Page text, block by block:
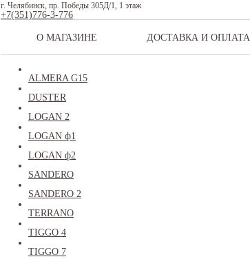
г. Челябинск, пр. Победы 305Д/1, 1 этаж
+7(351)776-3-776
О МАГАЗИНЕ ДОСТАВКА И ОПЛАТА
ALMERA G15
DUSTER
LOGAN 2
LOGAN ф1
LOGAN ф2
SANDERO
SANDERO 2
TERRANO
TIGGO 4
TIGGO 7